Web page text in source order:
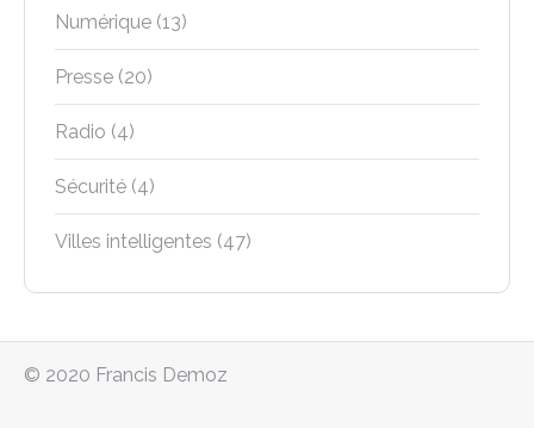
Numérique (13)
Presse (20)
Radio (4)
Sécurité (4)
Villes intelligentes (47)
© 2020 Francis Demoz